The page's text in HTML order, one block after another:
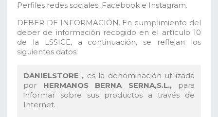
Perfiles redes sociales: Facebook e Instagram.
DEBER DE INFORMACIÓN. En cumplimiento del
deber de información recogido en el artículo 10
de la LSSICE, a continuación, se reflejan los
siguientes datos:
DANIELSTORE , es la denominación utilizada
por HERMANOS BERNA SERNA,S.L., para
informar sobre sus productos a través de
Internet.